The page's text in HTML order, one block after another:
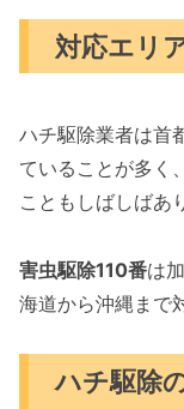
対応エリ
ハチ駆除業者は首
ていることが多く
こともしばしばあ
害虫駆除110番は
海道から沖縄まで
ハチ駆除